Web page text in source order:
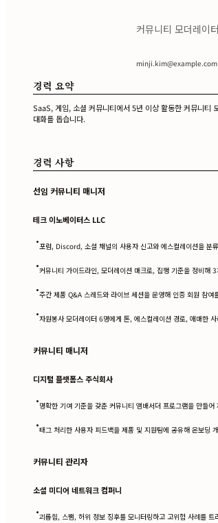
커뮤니티 모더레이터
minji.kim@example.com
경력 요약
SaaS, 게임, 소셜 커뮤니티에서 5년 이상 활동한 커뮤니티
대화를 돕습니다.
경력 사항
선임 커뮤니티 매니저
테크 이노베이터스 LLC
•포럼, Discord, 소셜 채널의 사용자 신고와 에스컬레이션을 분
•커뮤니티 가이드라인, 모더레이션 매크로, 집행 기준을 정비해
•주간 제품 Q&A 스레드와 라이브 세션을 운영해 인증 회원 참여
•자원봉사 모더레이터 6명에게 톤, 에스컬레이션 경로, 애매한
커뮤니티 매니저
디지털 플랫폼스 주식회사
•명확한 기여 기준을 갖춘 커뮤니티 앰배서더 프로그램을 만들
•태그 처리한 사용자 피드백을 제품 및 지원팀에 공유해 온보딩
커뮤니티 관리자
소셜 미디어 네트워크 컴퍼니
•괴롭힘, 스팸, 허위 정보 징후를 모니터링하고 고위험 사례를